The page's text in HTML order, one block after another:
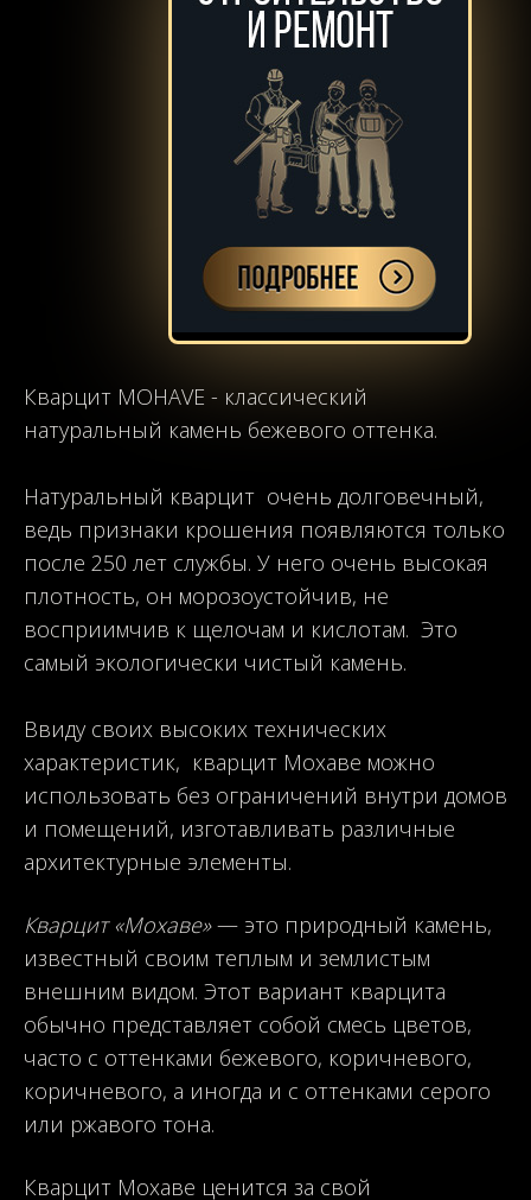
Кварцит MOHAVE - классический
натуральный камень бежевого оттенка.
Натуральный кварцит очень долговечный,
ведь признаки крошения появляются только
после 250 лет службы. У него очень высокая
плотность, он морозоустойчив, не
восприимчив к щелочам и кислотам. Это
самый экологически чистый камень.
Ввиду своих высоких технических
характеристик, кварцит Мохаве можно
использовать без ограничений внутри домов
и помещений, изготавливать различные
архитектурные элементы.
Кварцит «Мохаве»— это природный камень,
известный своим теплым и землистым
внешним видом. Этот вариант кварцита
обычно представляет собой смесь цветов,
часто с оттенками бежевого, коричневого,
коричневого, а иногда и с оттенками серого
или ржавого тона.
Кварцит Мохаве ценится за свой